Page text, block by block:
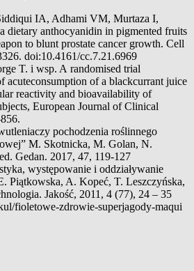
IA, Adhami VM, Murtaza I,
dietary anthocyanidin in pigmented fruits
to blunt prostate cancer growth. Cell
doi:10.4161/cc.7.21.6969
T. i wsp. A randomised trial
acuteconsumption of a blackcurrant juice
reactivity and bioavailability of
European Journal of Clinical
pochodzenia roślinnego
M. Skotnicka, M. Golan, N.
Gedan. 2017, 47, 119-127
występowanie i oddziaływanie
Piątkowska, A. Kopeć, T. Leszczyńska,
Jakość, 2011, 4 (77), 24 – 35
fioletowe-zdrowie-superjagody-maqui